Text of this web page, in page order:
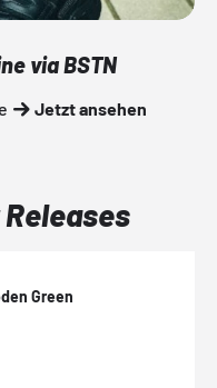
via BSTN
Jetzt ansehen
Green